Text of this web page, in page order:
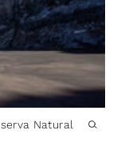
Natural